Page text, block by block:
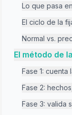
Lo que pasa
El ciclo de la
Normal vs.
El método de
Fase 1: cuenta
Fase 2:
Fase 3: valida